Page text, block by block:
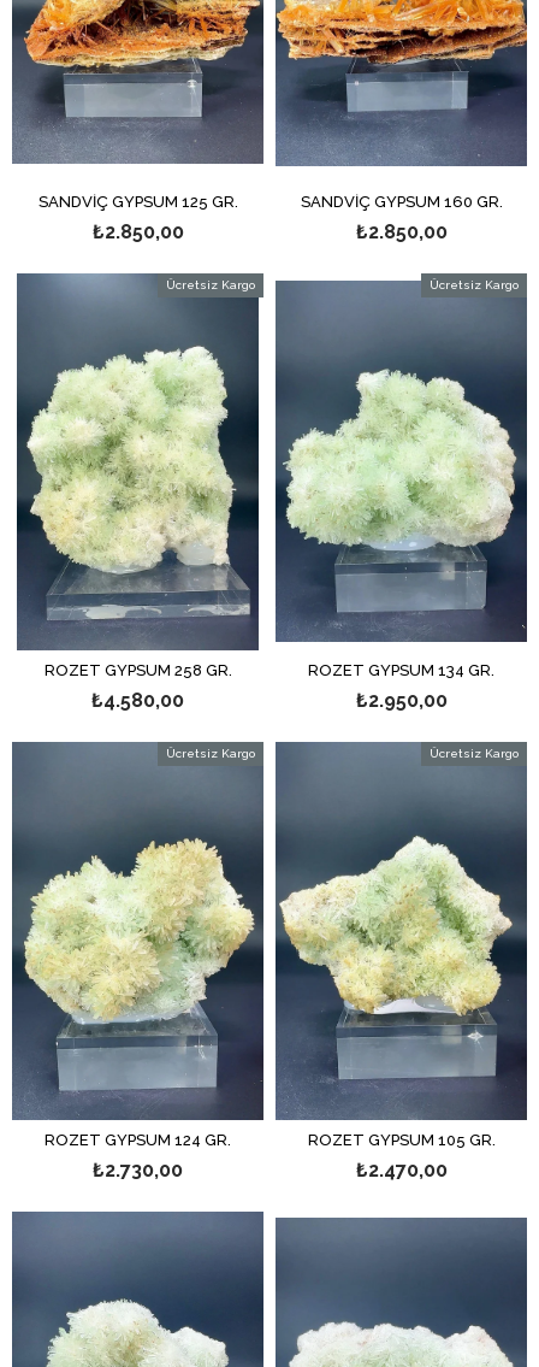
SANDVİÇ GYPSUM 125 GR.
₺2.850,00
SANDVİÇ GYPSUM 160 GR.
₺2.850,00
ROZET GYPSUM 258 GR.
₺4.580,00
Ücretsiz Kargo
ROZET GYPSUM 134 GR.
₺2.950,00
Ücretsiz Kargo
ROZET GYPSUM 124 GR.
₺2.730,00
Ücretsiz Kargo
ROZET GYPSUM 105 GR.
₺2.470,00
Ücretsiz Kargo